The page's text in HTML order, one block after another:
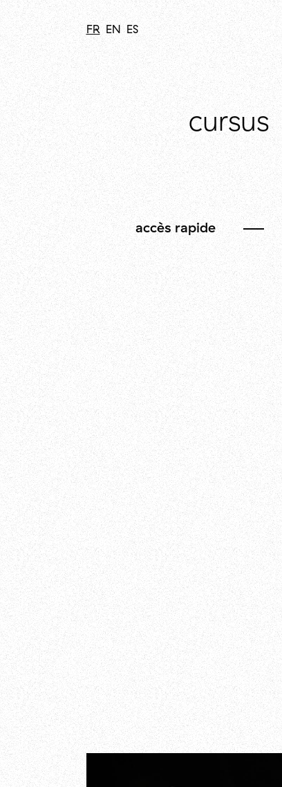
FR EN ES
cursus
accès rapide